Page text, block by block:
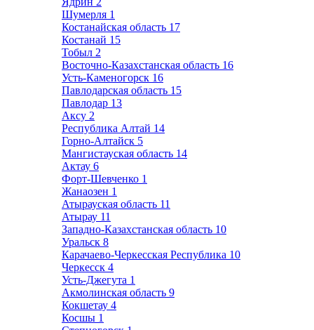
Шумерля 1
Костанайская область 17
Костанай 15
Тобыл 2
Восточно-Казахстанская область 16
Усть-Каменогорск 16
Павлодарская область 15
Павлодар 13
Аксу 2
Республика Алтай 14
Горно-Алтайск 5
Мангистауская область 14
Актау 6
Форт-Шевченко 1
Жанаозен 1
Атырауская область 11
Атырау 11
Западно-Казахстанская область 10
Уральск 8
Карачаево-Черкесская Республика 10
Черкесск 4
Усть-Джегута 1
Акмолинская область 9
Кокшетау 4
Косшы 1